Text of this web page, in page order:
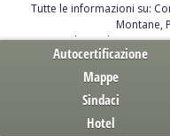
Tutte le informazioni su:
Montane,
Servizi al Cittadino.
Autocertificazione
Mappe
Sindaci
Hotel